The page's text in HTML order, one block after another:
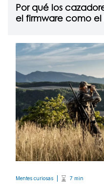
Por qué los
el firmware como
Mentes curiosas 7 min